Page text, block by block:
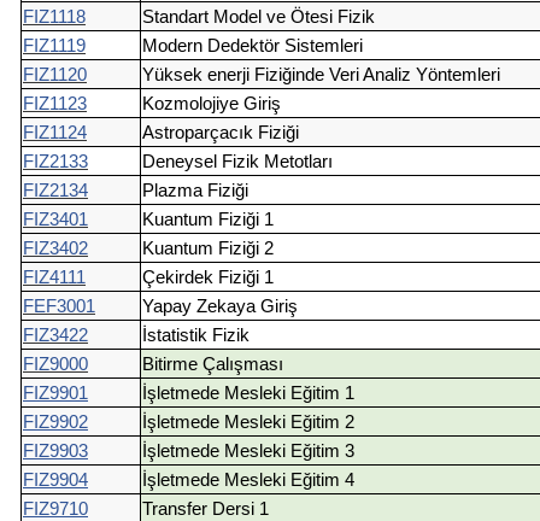
FIZ1118
Standart Model ve Ötesi Fizik
FIZ1119
Modern Dedektör Sistemleri
FIZ1120
Yüksek enerji Fiziğinde Veri Analiz Yöntemleri
FIZ1123
Kozmolojiye Giriş
FIZ1124
Astroparçacık Fiziği
FIZ2133
Deneysel Fizik Metotları
FIZ2134
Plazma Fiziği
FIZ3401
Kuantum Fiziği 1
FIZ3402
Kuantum Fiziği 2
FIZ4111
Çekirdek Fiziği 1
FEF3001
Yapay Zekaya Giriş
FIZ3422
İstatistik Fizik
FIZ9000
Bitirme Çalışması
FIZ9901
İşletmede Mesleki Eğitim 1
FIZ9902
İşletmede Mesleki Eğitim 2
FIZ9903
İşletmede Mesleki Eğitim 3
FIZ9904
İşletmede Mesleki Eğitim 4
FIZ9710
Transfer Dersi 1